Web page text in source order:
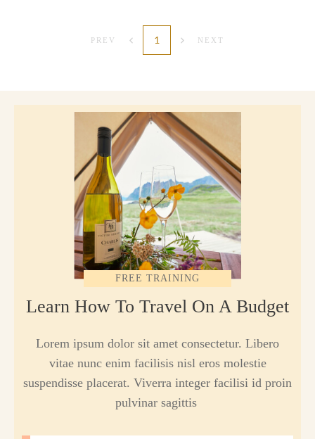
PREV 1 NEXT
FREE TRAINING
Learn How To Travel On A Budget
Lorem ipsum dolor sit amet consectetur. Libero
vitae nunc enim facilisis nisl eros molestie
suspendisse placerat. Viverra integer facilisi id proin
pulvinar sagittis